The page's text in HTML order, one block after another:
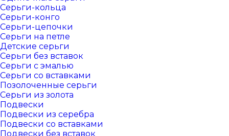
Серьги-кольца
Серьги-конго
Серьги-цепочки
Серьги на петле
Детские серьги
Серьги без вставок
Серьги с эмалью
Серьги со вставками
Позолоченные серьги
Серьги из золота
Подвески
Подвески из серебра
Подвески со вставками
Подвески без вставок